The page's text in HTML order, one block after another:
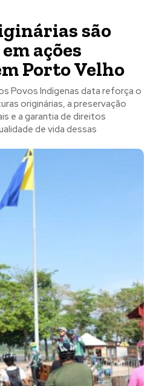
são
ações
Porto Velho
Povos Indígenas data reforça o
originárias, a preservação
e a garantia de direitos
de vida dessas